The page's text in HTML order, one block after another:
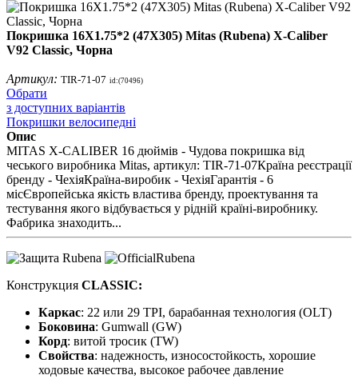
Покришка 16X1.75*2 (47X305) Mitas (Rubena) X-Caliber
V92 Classic, Чорна
Артикул: TIR-71-07 id:(70496)
Обрати
з доступних варіантів
Покришки велосипедні
Опис
MITAS X-CALIBER 16 дюймів - Чудова покришка від
чеського виробника Mitas, артикул: TIR-71-07Країна реєстрації
бренду - ЧехіяКраїна-виробик - ЧехіяГарантія - 6
місЄвропейська якість властива бренду, проектування та
тестування якого відбувається у рідній країні-виробнику.
Фабрика знаходить...
Конструкция CLASSIC:
Каркас: 22 или 29 TPI, барабанная технология (OLT)
Боковина: Gumwall (GW)
Корд: витой тросик (TW)
Свойства: надежность, износостойкость, хорошие
ходовые качества, высокое рабочее давление